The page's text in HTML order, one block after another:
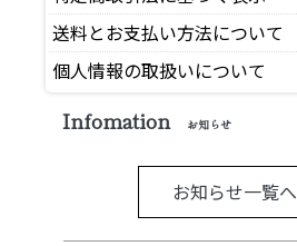
送料とお支払い方法について
個人情報の取扱いについて
Infomation お知らせ
お知らせ一覧へ